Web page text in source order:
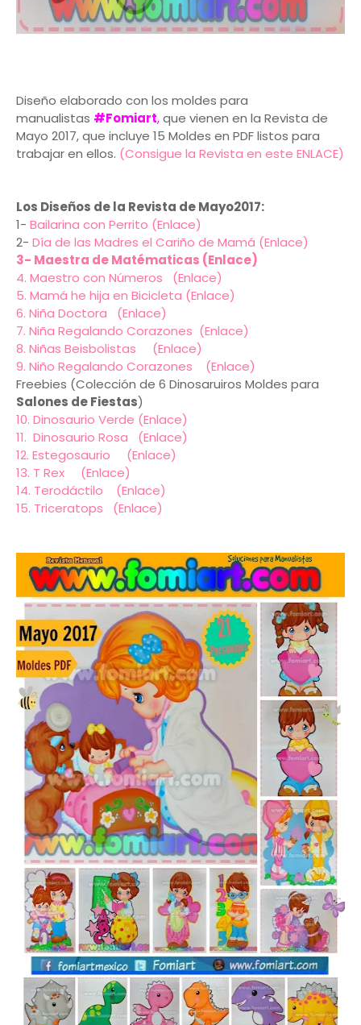
Diseño elaborado con los moldes para
manualistas #Fomiart,que vienen en la Revista de
Mayo 2017, que incluye 15 Moldes en PDF listos para
trabajar en ellos. (Consigue la Revista en este ENLACE)
Los Diseños de la Revista de Mayo2017:
1- Bailarina con Perrito (Enlace)
2- Día de las Madres el Cariño de Mamá (Enlace)
3- Maestra de Matématicas (Enlace)
4. Maestro con Números (Enlace)
5. Mamá he hija en Bicicleta (Enlace)
6. Niña Doctora (Enlace)
7. Niña Regalando Corazones (Enlace)
8. Niñas Beisbolistas (Enlace)
9. Niño Regalando Corazones (Enlace)
Freebies (Colección de 6 Dinosaruiros Moldes para
Salones de Fiestas)
10. Dinosaurio Verde (Enlace)
11. Dinosaurio Rosa (Enlace)
12. Estegosaurio (Enlace)
13. T Rex (Enlace)
14. Terodáctilo (Enlace)
15. Triceratops (Enlace)